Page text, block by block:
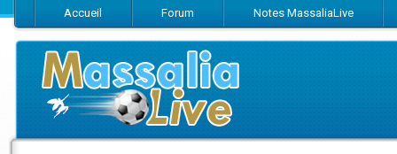
Accueil Forum Notes MassaliaLive